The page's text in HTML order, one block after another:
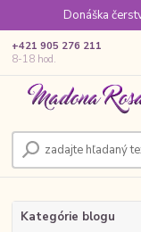
Donáška
+421 905 276 211
8-18 hod.
Kategórie blogu